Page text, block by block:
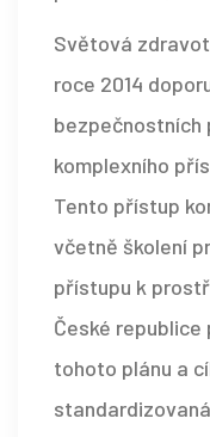
Světová
roce 2014
bezpečnostních
komplexního
Tento přístup
včetně školení
přístupu k
České
tohoto plánu a